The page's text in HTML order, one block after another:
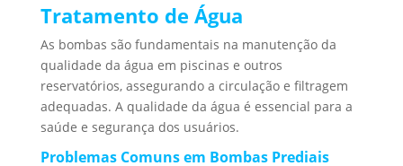
Tratamento de Água
As bombas são fundamentais na manutenção da
qualidade da água em piscinas e outros
reservatórios, assegurando a circulação e filtragem
adequadas. A qualidade da água é essencial para a
saúde e segurança dos usuários.
Problemas Comuns em Bombas Prediais